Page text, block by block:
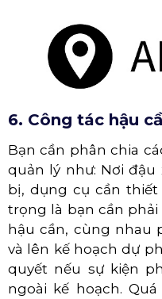
6. Công tác hậu
Bạn cần phân chia
quản lý như: Nơi
bị, dụng cụ cần
trọng là bạn cần
hậu cần, cùng nhau
và lên kế hoạch dự
quyết nếu sự kiện
ngoài kế hoạch.